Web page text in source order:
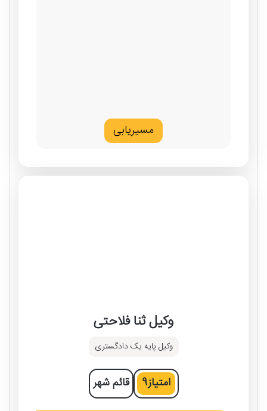
مسیریابی
وکیل ثنا فلاحتی
وکیل پایه یک دادگستری
امتیاز9 قائم شهر